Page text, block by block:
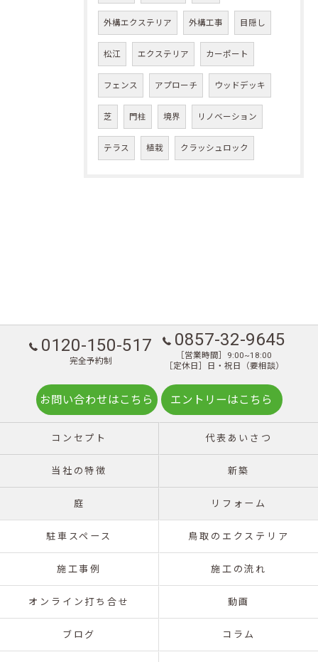
外構エクステリア 外構工事 目隠し
松江 エクステリア カーポート
フェンス アプローチ ウッドデッキ
芝 門柱 境界 リノベーション
テラス 植栽 クラッシュロック
0120-150-517
完全予約制
0857-32-9645
［営業時間］9:00~18:00
［定休日］日・祝日（要相談）
お問い合わせはこちら エントリーはこちら
コンセプト 代表あいさつ
当社の特徴 新築
庭 リフォーム
駐車スペース 鳥取のエクステリア
施工事例 施工の流れ
オンライン打ち合せ 動画
ブログ コラム